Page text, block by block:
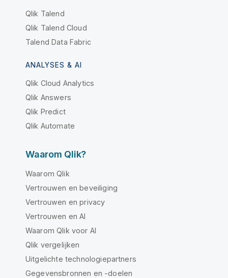
Qlik Talend
Qlik Talend Cloud
Talend Data Fabric
ANALYSES & AI
Qlik Cloud Analytics
Qlik Answers
Qlik Predict
Qlik Automate
Waarom Qlik?
Waarom Qlik
Vertrouwen en beveiliging
Vertrouwen en privacy
Vertrouwen en AI
Waarom Qlik voor AI
Qlik vergelijken
Uitgelichte technologiepartners
Gegevensbronnen en -doelen